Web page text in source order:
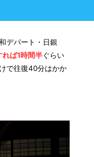
デパート・日銀
ば1時間半ぐらい
で往復40分はかか